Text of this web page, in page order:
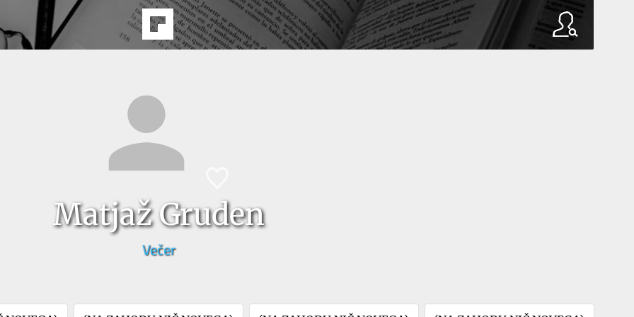
Matjaž Gruden
Večer